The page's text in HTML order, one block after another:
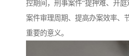
控期间，刑事案件“提押难、开
案件审理周期、提高办案效率、
重要的意义。